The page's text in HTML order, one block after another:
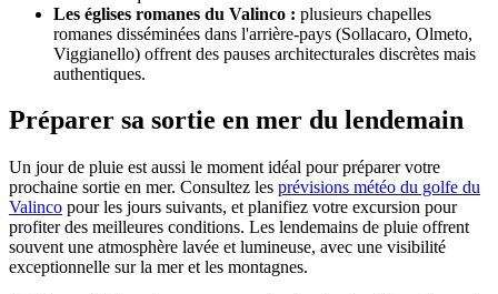
Les églises romanes du Valinco : plusieurs chapelles
romanes disséminées dans l'arrière-pays (Sollacaro, Olmeto,
Viggianello) offrent des pauses architecturales discrètes mais
authentiques.
Préparer sa sortie en mer du lendemain
Un jour de pluie est aussi le moment idéal pour préparer votre
prochaine sortie en mer. Consultez les prévisions météo du golfe du
Valinco pour les jours suivants, et planifiez votre excursion pour
profiter des meilleures conditions. Les lendemains de pluie offrent
souvent une atmosphère lavée et lumineuse, avec une visibilité
exceptionnelle sur la mer et les montagnes.